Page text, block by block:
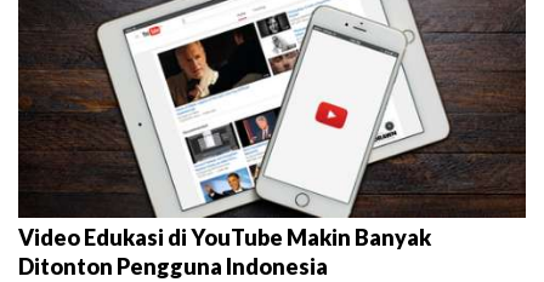
Video Edukasi di YouTube Makin Banyak
Ditonton Pengguna Indonesia